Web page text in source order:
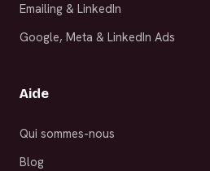
Emailing & LinkedIn
Google, Meta & LinkedIn Ads
Aide
Qui sommes-nous
Blog